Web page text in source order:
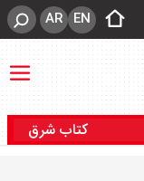
EN
AR
کتاب شرق